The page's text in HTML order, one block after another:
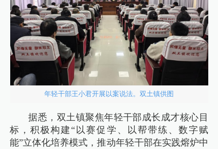
年轻干部王小君开展以案说法。双土镇供图
据悉，双土镇聚焦年轻干部成长成才核心目
标，积极构建“以赛促学、以帮带练、数字赋
能”立体化培养模式，推动年轻干部在实践熔炉中